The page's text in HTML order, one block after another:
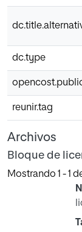
dc.type
reunir.tag
Archivos
Bloque de
Mostrando 1 - 1